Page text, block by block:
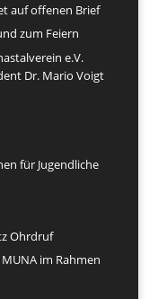
auf offenen Brief
zum Feiern
e.V.
Dr. Mario Voigt
für Jugendliche
Ohrdruf
im Rahmen